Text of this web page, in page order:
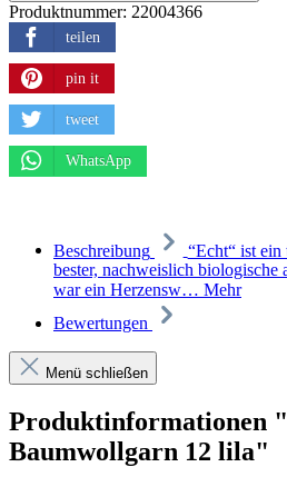
Produktnummer: 22004366
teilen
pin it
tweet
WhatsApp
Beschreibung
“Echt“ ist
bester, nachweislich biologische
war ein Herzensw… Mehr
Bewertungen
Menü schließen
Produktinformationen
Baumwollgarn 12 lila"